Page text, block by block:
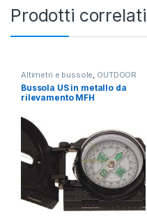
Prodotti correlati
Altimetri e bussole, OUTDOOR
Bussola US in metallo da
rilevamento MFH